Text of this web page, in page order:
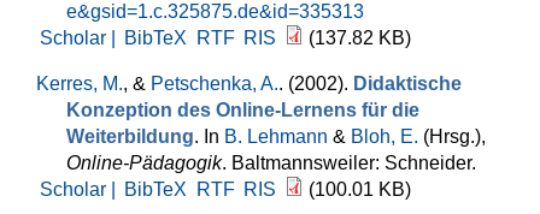
e&gsid=1.c.325875.de&id=335313
Scholar |
BibTeX RTF RIS (137.82 KB)
Kerres, M., & Petschenka, A.. (2002). Didaktische
Konzeption des Online-Lernens für die
Weiterbildung. In B. Lehmann & Bloh, E. (Hrsg.),
Online-Pädagogik. Baltmannsweiler: Schneider.
Scholar |
BibTeX RTF RIS (100.01 KB)